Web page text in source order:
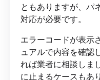
ともありますが、パ
対応が必要です。
エラーコードが表示
ュアルで内容を確認
れば業者に相談しま
に止まるケースもあ